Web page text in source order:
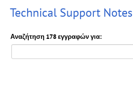
Technical Support Notes
Αναζήτηση 178 εγγραφών για: